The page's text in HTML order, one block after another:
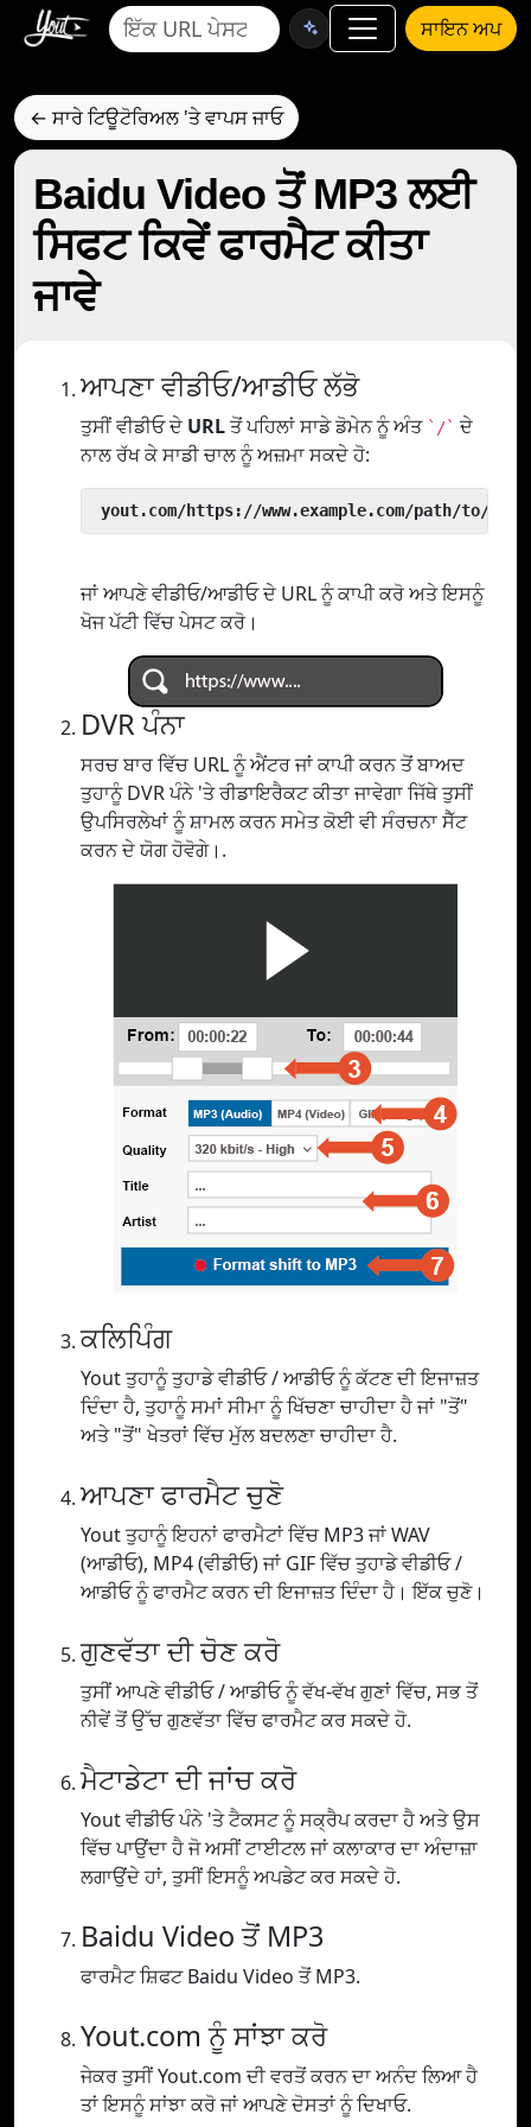
ਸਾਇਨ ਅਪ
← ਸਾਰੇ ਟਿਊਟੋਰਿਅਲ 'ਤੇ ਵਾਪਸ ਜਾਓ
Baidu Video ਤੋਂ MP3 ਲਈ
ਸਿਫਟ ਕਿਵੇਂ ਫਾਰਮੈਟ ਕੀਤਾ
ਜਾਵੇ
ਆਪਣਾ ਵੀਡੀਓ/ਆਡੀਓ ਲੱਭੋ
ਤੁਸੀਂ ਵੀਡੀਓ ਦੇ URLਤੋਂ ਪਹਿਲਾਂ ਸਾਡੇ ਡੋਮੇਨ ਨੂੰ ਅੰਤ `/` ਦੇ
ਨਾਲ ਰੱਖ ਕੇ ਸਾਡੀ ਚਾਲ ਨੂੰ ਅਜ਼ਮਾ ਸਕਦੇ ਹੋ:
yout.com/https://www.example.com/path/to/
ਜਾਂ ਆਪਣੇ ਵੀਡੀਓ/ਆਡੀਓ ਦੇ URL ਨੂੰ ਕਾਪੀ ਕਰੋ ਅਤੇ ਇਸਨੂੰ
ਖੋਜ ਪੱਟੀ ਵਿੱਚ ਪੇਸਟ ਕਰੋ।
DVR ਪੰਨਾ
ਸਰਚ ਬਾਰ ਵਿੱਚ URL ਨੂੰ ਐਂਟਰ ਜਾਂ ਕਾਪੀ ਕਰਨ ਤੋਂ ਬਾਅਦ
ਤੁਹਾਨੂੰ DVR ਪੰਨੇ 'ਤੇ ਰੀਡਾਇਰੈਕਟ ਕੀਤਾ ਜਾਵੇਗਾ ਜਿੱਥੇ ਤੁਸੀਂ
ਉਪਸਿਰਲੇਖਾਂ ਨੂੰ ਸ਼ਾਮਲ ਕਰਨ ਸਮੇਤ ਕੋਈ ਵੀ ਸੰਰਚਨਾ ਸੈੱਟ
ਕਰਨ ਦੇ ਯੋਗ ਹੋਵੋਗੇ।.
ਕਲਿਪਿੰਗ
Yout ਤੁਹਾਨੂੰ ਤੁਹਾਡੇ ਵੀਡੀਓ / ਆਡੀਓ ਨੂੰ ਕੱਟਣ ਦੀ ਇਜਾਜ਼ਤ
ਦਿੰਦਾ ਹੈ, ਤੁਹਾਨੂੰ ਸਮਾਂ ਸੀਮਾ ਨੂੰ ਖਿੱਚਣਾ ਚਾਹੀਦਾ ਹੈ ਜਾਂ "ਤੋਂ"
ਅਤੇ "ਤੋਂ" ਖੇਤਰਾਂ ਵਿੱਚ ਮੁੱਲ ਬਦਲਣਾ ਚਾਹੀਦਾ ਹੈ.
ਆਪਣਾ ਫਾਰਮੈਟ ਚੁਣੋ
Yout ਤੁਹਾਨੂੰ ਇਹਨਾਂ ਫਾਰਮੈਟਾਂ ਵਿੱਚ MP3 ਜਾਂ WAV
(ਆਡੀਓ), MP4 (ਵੀਡੀਓ) ਜਾਂ GIF ਵਿੱਚ ਤੁਹਾਡੇ ਵੀਡੀਓ /
ਆਡੀਓ ਨੂੰ ਫਾਰਮੈਟ ਕਰਨ ਦੀ ਇਜਾਜ਼ਤ ਦਿੰਦਾ ਹੈ। ਇੱਕ ਚੁਣੋ।
ਗੁਣਵੱਤਾ ਦੀ ਚੋਣ ਕਰੋ
ਤੁਸੀਂ ਆਪਣੇ ਵੀਡੀਓ / ਆਡੀਓ ਨੂੰ ਵੱਖ-ਵੱਖ ਗੁਣਾਂ ਵਿੱਚ, ਸਭ ਤੋਂ
ਨੀਵੇਂ ਤੋਂ ਉੱਚ ਗੁਣਵੱਤਾ ਵਿੱਚ ਫਾਰਮੈਟ ਕਰ ਸਕਦੇ ਹੋ.
ਮੈਟਾਡੇਟਾ ਦੀ ਜਾਂਚ ਕਰੋ
Yout ਵੀਡੀਓ ਪੰਨੇ 'ਤੇ ਟੈਕਸਟ ਨੂੰ ਸਕ੍ਰੈਪ ਕਰਦਾ ਹੈ ਅਤੇ ਉਸ
ਵਿੱਚ ਪਾਉਂਦਾ ਹੈ ਜੋ ਅਸੀਂ ਟਾਈਟਲ ਜਾਂ ਕਲਾਕਾਰ ਦਾ ਅੰਦਾਜ਼ਾ
ਲਗਾਉਂਦੇ ਹਾਂ, ਤੁਸੀਂ ਇਸਨੂੰ ਅਪਡੇਟ ਕਰ ਸਕਦੇ ਹੋ.
Baidu Video ਤੋਂ MP3
ਫਾਰਮੈਟ ਸ਼ਿਫਟ Baidu Video ਤੋਂ MP3.
Yout.com ਨੂੰ ਸਾਂਝਾ ਕਰੋ
ਜੇਕਰ ਤੁਸੀਂ Yout.com ਦੀ ਵਰਤੋਂ ਕਰਨ ਦਾ ਅਨੰਦ ਲਿਆ ਹੈ
ਤਾਂ ਇਸਨੂੰ ਸਾਂਝਾ ਕਰੋ ਜਾਂ ਆਪਣੇ ਦੋਸਤਾਂ ਨੂੰ ਦਿਖਾਓ.